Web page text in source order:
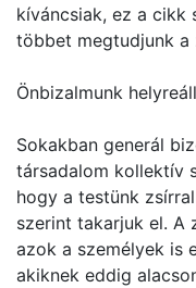
kíváncsiak, ez a cikk
többet megtudjunk a
Önbizalmunk
Sokakban generál
társadalom kollektív
hogy a testünk
szerint takarjuk el. A
azok a személyek is
akiknek eddig